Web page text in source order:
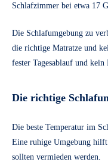
Schlafzimmer bei etwa 17
Die Schlafumgebung zu
die richtige Matratze und
fester Tagesablauf und
Die richtige
Die beste Temperatur im
Eine ruhige Umgebung hilft
sollten vermieden werden.